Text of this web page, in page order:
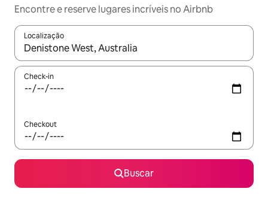
Encontre e reserve lugares incríveis no Airbnb
Localização
Quando os resultados estiverem disponíveis, explore-os
Check-in
Checkout
Buscar